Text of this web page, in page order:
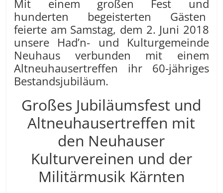
Mit einem großen Fest und
hunderten begeisterten Gästen
feierte am Samstag, dem 2. Juni 2018
unsere Had’n- und Kulturgemeinde
Neuhaus verbunden mit einem
Altneuhausertreffen ihr 60-jähriges
Bestandsjubiläum.
Großes Jubiläumsfest und
Altneuhausertreffen mit
den Neuhauser
Kulturvereinen und der
Militärmusik Kärnten